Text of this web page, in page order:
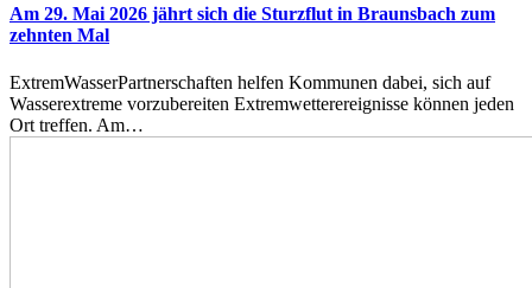
Am 29. Mai 2026 jährt sich die Sturzflut in Braunsbach zum
zehnten Mal
ExtremWasserPartnerschaften helfen Kommunen dabei, sich auf
Wasserextreme vorzubereiten Extremwetterereignisse können jeden
Ort treffen. Am…